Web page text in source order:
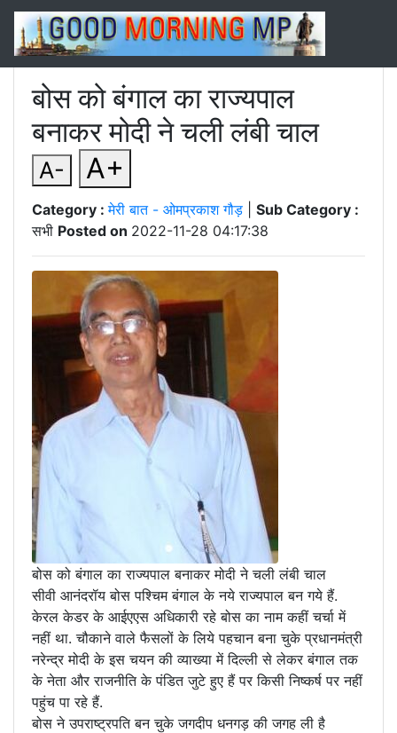
बोस को बंगाल का राज्यपाल
बनाकर मोदी ने चली लंबी चाल
A- A+
Category :मेरी बात - ओमप्रकाश गौड़
Sub Category :
सभी Posted on 2022-11-28 04:17:38
बोस को बंगाल का राज्यपाल बनाकर मोदी ने चली लंबी चाल
सीवी आनंदरॉय बोस पश्चिम बंगाल के नये राज्यपाल बन गये हैं.
केरल केडर के आईएएस अधिकारी रहे बोस का नाम कहीं चर्चा में
नहीं था. चौकाने वाले फैसलों के लिये पहचान बना चुके प्रधानमंत्री
नरेन्द्र मोदी के इस चयन की व्याख्या में दिल्ली से लेकर बंगाल तक
के नेता और राजनीति के पंडित जुटे हुए हैं पर किसी निष्कर्ष पर नहीं
पहुंच पा रहे हैं.
बोस ने उपराष्ट्रपति बन चुके जगदीप धनगड़ की जगह ली है